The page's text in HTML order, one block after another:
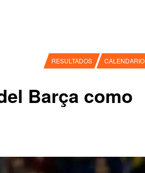
RESULTADOS CALENDARIO
Barça como